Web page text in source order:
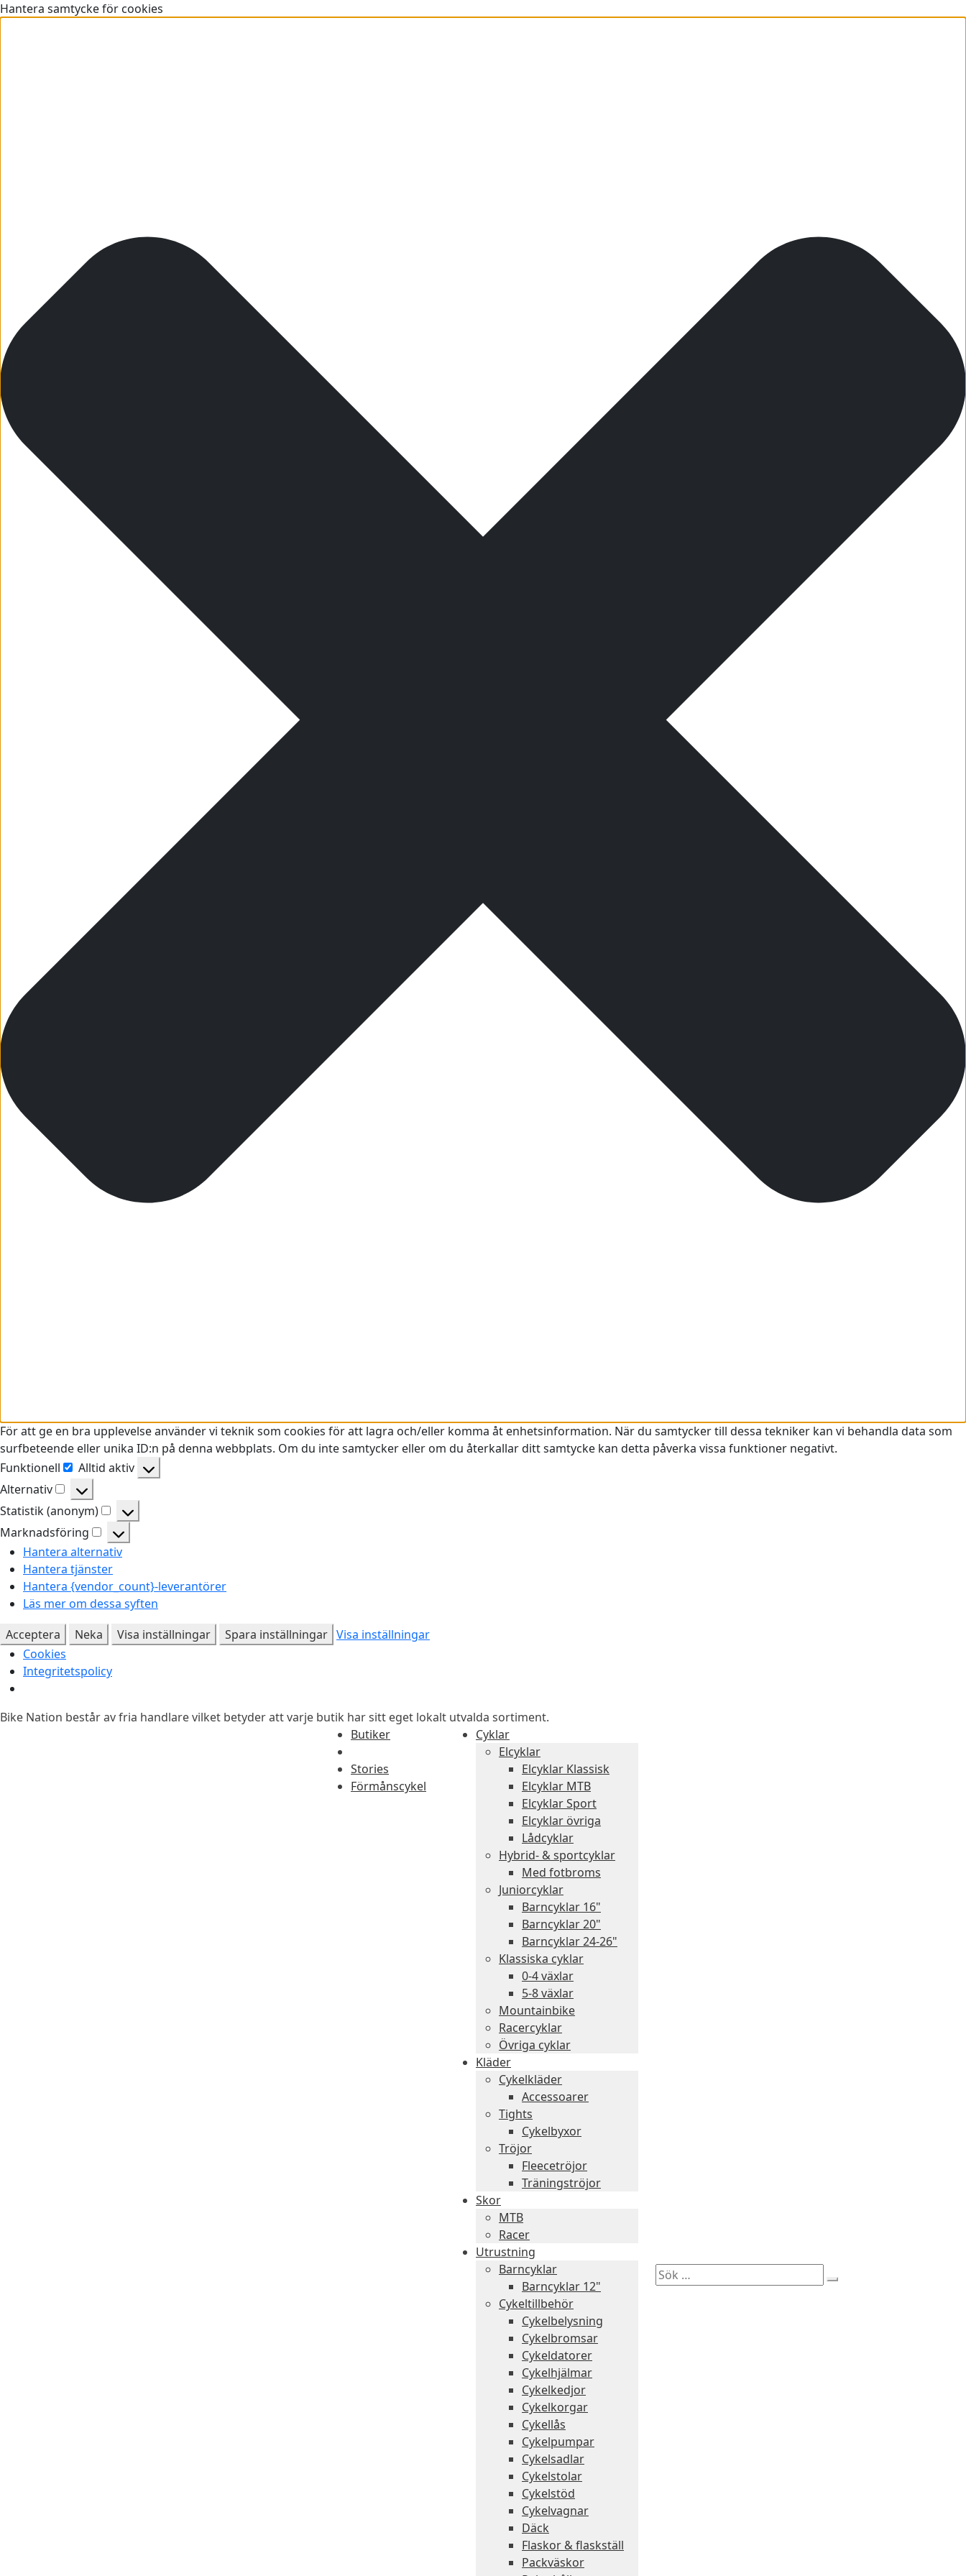
Hantera samtycke för cookies
För att ge en bra upplevelse använder vi teknik som cookies för att lagra och/eller komma åt enhetsinformation. När du samtycker till dessa tekniker kan vi behandla data som
surfbeteende eller unika ID:n på denna webbplats. Om du inte samtycker eller om du återkallar ditt samtycke kan detta påverka vissa funktioner negativt.
Funktionell
Funktionell
Alltid aktiv
Alternativ
Alternativ
Statistik (anonym)
Statistik
(anonym)
Marknadsföring
Marknadsföring
Hantera alternativ
Hantera tjänster
Hantera {vendor_count}-leverantörer
Läs mer om dessa syften
Acceptera
Neka Visa inställningar Spara inställningar Visa inställningar
Cookies
Integritetspolicy
Bike Nation består av fria handlare vilket betyder att varje butik har sitt eget lokalt utvalda sortiment.
Butiker
Stories
Förmånscykel
Cyklar
Elcyklar
Elcyklar Klassisk
Elcyklar MTB
Elcyklar Sport
Elcyklar övriga
Lådcyklar
Hybrid- & sportcyklar
Med fotbroms
Juniorcyklar
Barncyklar 16"
Barncyklar 20"
Barncyklar 24-26"
Klassiska cyklar
0-4 växlar
5-8 växlar
Mountainbike
Racercyklar
Övriga cyklar
Kläder
Cykelkläder
Accessoarer
Tights
Cykelbyxor
Tröjor
Fleecetröjor
Träningströjor
Skor
MTB
Racer
Utrustning
Barncyklar
Barncyklar 12"
Cykeltillbehör
Cykelbelysning
Cykelbromsar
Cykeldatorer
Cykelhjälmar
Cykelkedjor
Cykelkorgar
Cykellås
Cykelpumpar
Cykelsadlar
Cykelstolar
Cykelstöd
Cykelvagnar
Däck
Flaskor & flaskställ
Packväskor
Sök
efter: